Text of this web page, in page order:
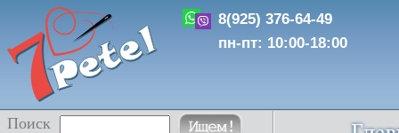
8(925) 376-64-49
пн-пт: 10:00-18:00
Поиск